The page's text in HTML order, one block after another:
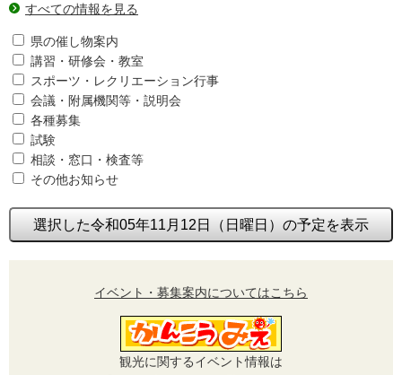
すべての情報を見る
県の催し物案内
講習・研修会・教室
スポーツ・レクリエーション行事
会議・附属機関等・説明会
各種募集
試験
相談・窓口・検査等
その他お知らせ
選択した令和05年11月12日（日曜日）の予定を表示
イベント・募集案内についてはこちら
観光に関するイベント情報は